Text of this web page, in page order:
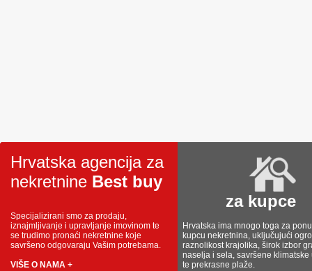
Hrvatska agencija za
nekretnine Best buy
Specijalizirani smo za prodaju,
iznajmljivanje i upravljanje imovinom te
se trudimo pronaći nekretnine koje
savršeno odgovaraju Vašim potrebama.
VIŠE O NAMA +
za kupce
Hrvatska ima mnogo toga za
kupcu nekretnina, uključujući
raznolikost krajolika, širok izbor
naselja i sela, savršene klimatske
te prekrasne plaže.